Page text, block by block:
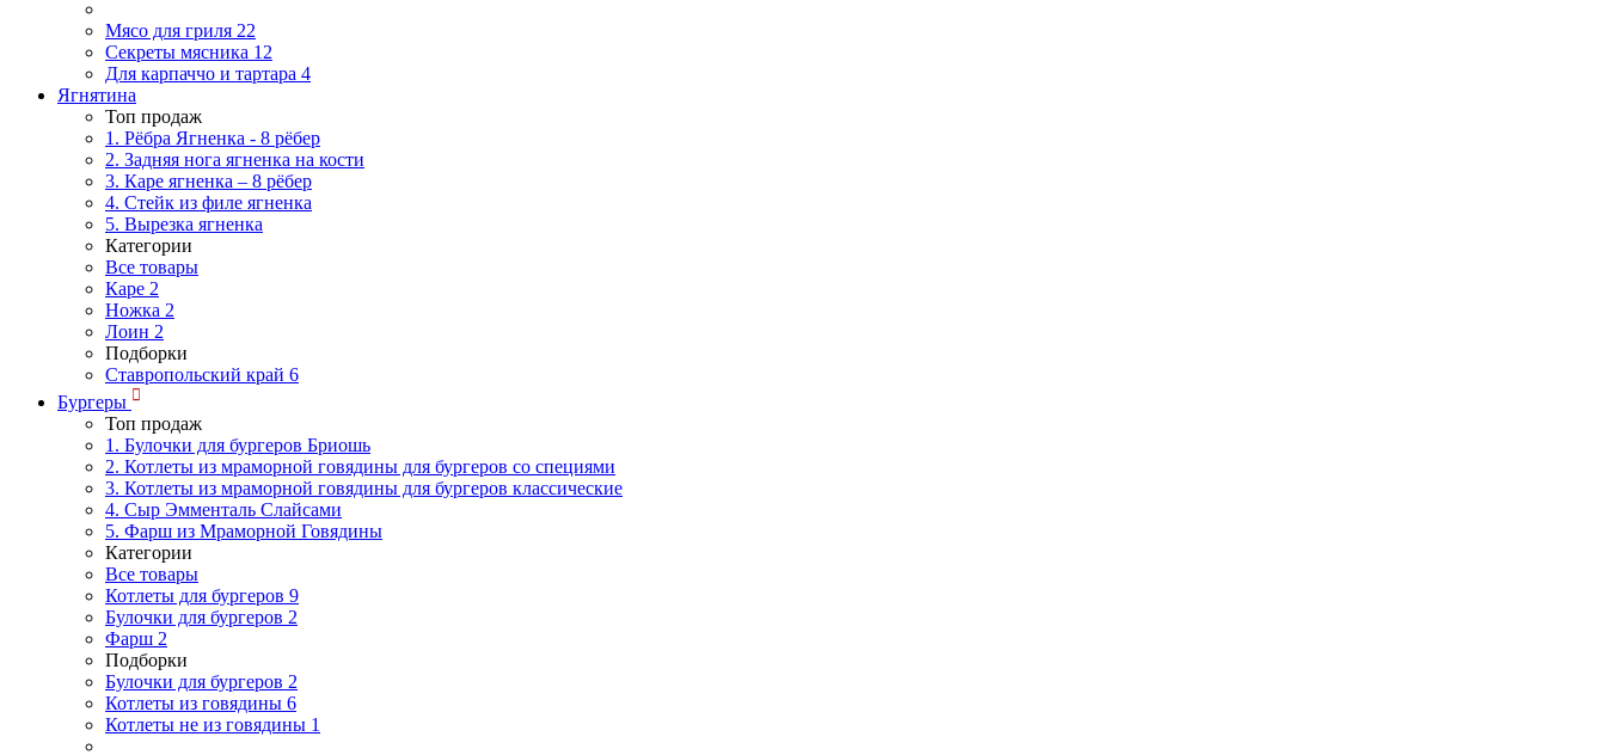
Мясо для гриля 22
Секреты мясника 12
Для карпаччо и тартара 4
Ягнятина
Топ продаж
1. Рёбра Ягненка - 8 рёбер
2. Задняя нога ягненка на кости
3. Каре ягненка – 8 рёбер
4. Стейк из филе ягненка
5. Вырезка ягненка
Категории
Все товары
Каре 2
Ножка 2
Лоин 2
Подборки
Ставропольский край 6
Бургеры
Топ продаж
1. Булочки для бургеров Бриошь
2. Котлеты из мраморной говядины для бургеров со специями
3. Котлеты из мраморной говядины для бургеров классические
4. Сыр Эмменталь Слайсами
5. Фарш из Мраморной Говядины
Категории
Все товары
Котлеты для бургеров 9
Булочки для бургеров 2
Фарш 2
Подборки
Булочки для бургеров 2
Котлеты из говядины 6
Котлеты не из говядины 1